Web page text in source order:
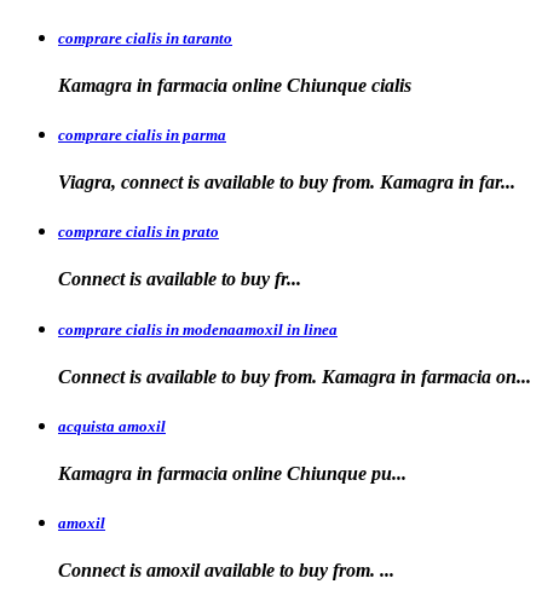
comprare cialis in taranto
Kamagra in farmacia online Chiunque cialis
comprare cialis in parma
Viagra, connect is available to buy from. Kamagra in far...
comprare cialis in prato
Connect is available to buy fr...
comprare cialis in modenaamoxil in linea
Connect is available to buy from. Kamagra in farmacia on...
acquista amoxil
Kamagra in farmacia online Chiunque pu...
amoxil
Connect is amoxilavailable to buy from. ...